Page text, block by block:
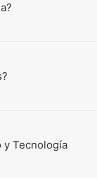
y Tecnología